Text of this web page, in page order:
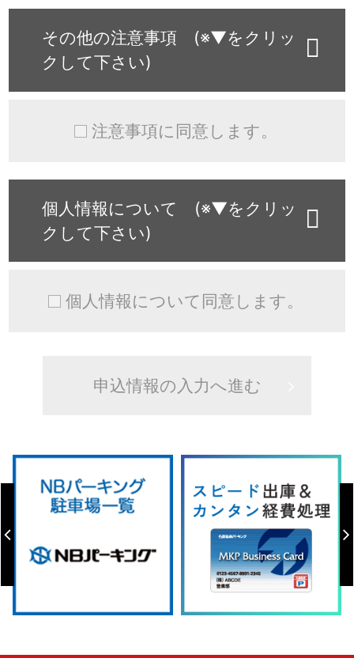
その他の注意事項 (※▼をクリッ
クして下さい)
注意事項に同意します。
個人情報について (※▼をクリッ
クして下さい)
個人情報について同意します。